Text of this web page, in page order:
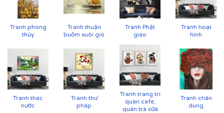
Tranh phong
thủy
Tranh thuận
buồm xuôi gió
Tranh Phật
giáo
Tranh hoạt
hình
Tranh thác
nước
Tranh thư
pháp
Tranh trang trí
quán cafe,
quán trà sữa
Tranh chân
dung